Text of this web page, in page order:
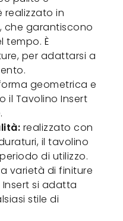
realizzato in
, che garantiscono
tempo. È
per adattarsi a
geometrica e
il Tavolino Insert
realizzato con
il tavolino
di utilizzo.
varietà di finiture
Insert si adatta
stile di